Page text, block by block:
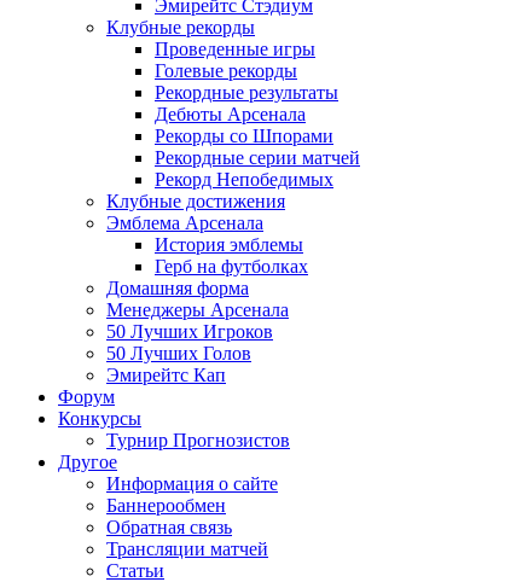
Эмирейтс Стэдиум
Клубные рекорды
Проведенные игры
Голевые рекорды
Рекордные результаты
Дебюты Арсенала
Рекорды со Шпорами
Рекордные серии матчей
Рекорд Непобедимых
Клубные достижения
Эмблема Арсенала
История эмблемы
Герб на футболках
Домашняя форма
Менеджеры Арсенала
50 Лучших Игроков
50 Лучших Голов
Эмирейтс Кап
Форум
Конкурсы
Турнир Прогнозистов
Другое
Информация о сайте
Баннерообмен
Обратная связь
Трансляции матчей
Статьи